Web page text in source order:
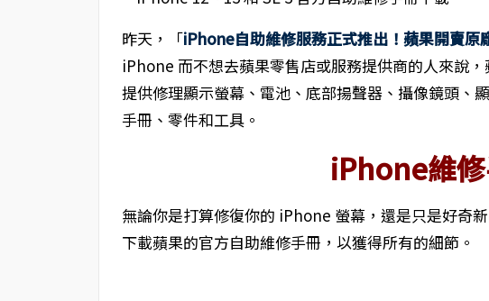
昨天，「iPhone自助維修服務正式推出！蘋果開賣原
iPhone 而不想去蘋果零售店或服務提供商的人來說
提供修理顯示螢幕、電池、底部揚聲器、攝像鏡頭、
手冊、零件和工具。
iPhone維
無論你是打算修復你的 iPhone 螢幕，還是只是好奇
下載蘋果的官方自助維修手冊，以獲得所有的細節。